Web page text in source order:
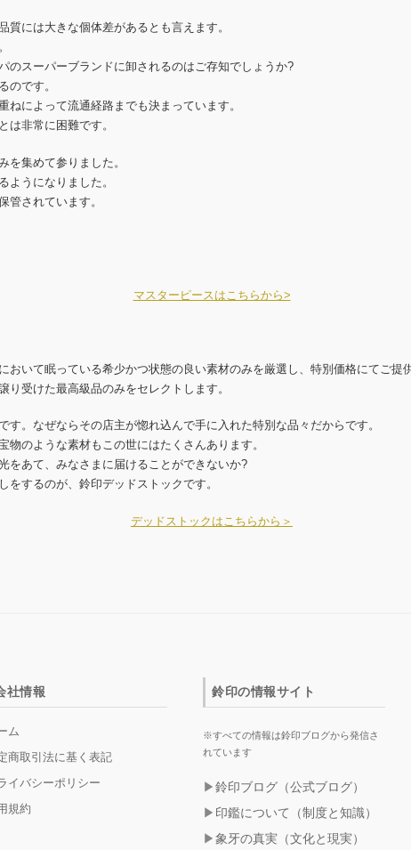
には大きな個体差があるとも言えます。
のスーパーブランドに卸されるのはご存知でしょうか?
のです。
によって流通経路までも決まっています。
は非常に困難です。
を集めて参りました。
ようになりました。
管されています。
マスターピースはこちらから>
おいて眠っている希少かつ状態の良い素材のみを厳選し、特別価格にてご提
受けた最高級品のみをセレクトします。
。なぜならその店主が惚れ込んで手に入れた特別な品々だからです。
のような素材もこの世にはたくさんあります。
をあて、みなさまに届けることができないか?
するのが、鈴印デッドストックです。
デッドストックはこちらから＞
社情報
ム
商取引法に基く表記
イバシーポリシー
規約
鈴印の情報サイト
※すべての情報は鈴印ブログから発信さ
れています
鈴印ブログ（公式ブログ）
印鑑について（制度と知識）
象牙の真実（文化と現実）